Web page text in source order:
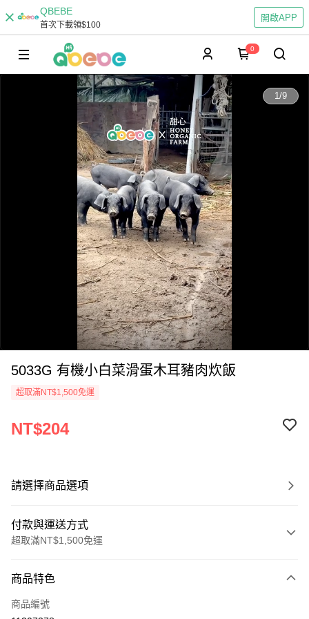
QBEBE
首次下載領$100
開啟APP
0
0:47
1/9
5033G 有機小白菜滑蛋木耳豬肉炊飯
超取滿NT$1,500免運
NT$204
請選擇商品選項
付款與運送方式
超取滿NT$1,500免運
信用卡一次付款
LINE Pay
商品特色
商品編號